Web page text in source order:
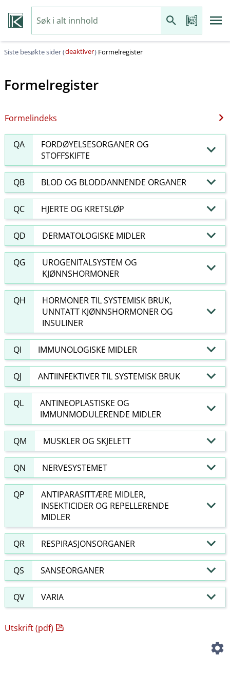
Siste besøkte sider (deaktiver) Formelregister
Formelregister
Formelindeks
QA
FORDØYELSESORGANER OG
STOFFSKIFTE
QB BLOD OG BLODDANNENDE ORGANER
QC HJERTE OG KRETSLØP
QD DERMATOLOGISKE MIDLER
QG
UROGENITALSYSTEM OG
KJØNNSHORMONER
QH
HORMONER TIL SYSTEMISK BRUK,
UNNTATT KJØNNSHORMONER OG
INSULINER
QI IMMUNOLOGISKE MIDLER
QJ ANTIINFEKTIVER TIL SYSTEMISK BRUK
QL
ANTINEOPLASTISKE OG
IMMUNMODULERENDE MIDLER
QM MUSKLER OG SKJELETT
QN NERVESYSTEMET
QP
ANTIPARASITTÆRE MIDLER,
INSEKTICIDER OG REPELLERENDE
MIDLER
QR RESPIRASJONSORGANER
QS SANSEORGANER
QV VARIA
Utskrift (pdf)